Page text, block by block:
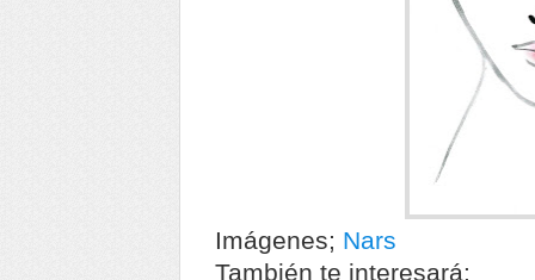
Imágenes; Nars
También te interesará: